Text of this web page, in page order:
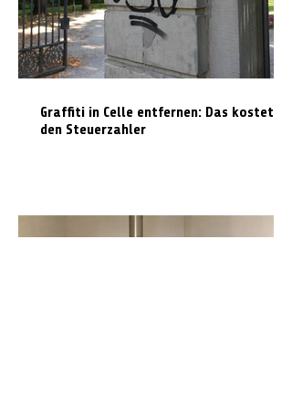
Graffiti in Celle entfernen: Das kostet es
den Steuerzahler